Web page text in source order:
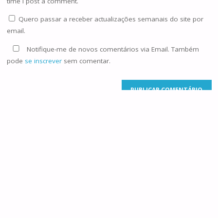
Quero passar a receber actualizações semanais do site por
email.
Notifique-me de novos comentários via Email. Também
pode se inscreversem comentar.